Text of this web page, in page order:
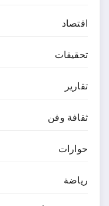
اقتصاد
تحقيقات
تقارير
ثقافة وفن
حوارات
رياضة